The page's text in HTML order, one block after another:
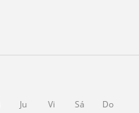
Ju Vi Sá Do